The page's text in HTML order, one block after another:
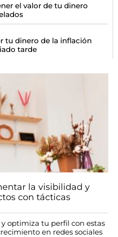
el valor de tu dinero
tu dinero de la inflación
tarde
la visibilidad y
con tácticas
optimiza tu perfil con estas
en redes sociales